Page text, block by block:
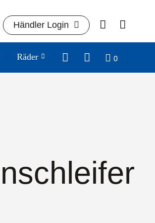
Händler Login
Räder 0